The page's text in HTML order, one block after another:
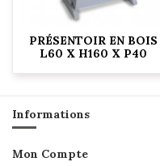
PRÉSENTOIR EN BOIS
L60 X H160 X P40
Informations
Mon Compte